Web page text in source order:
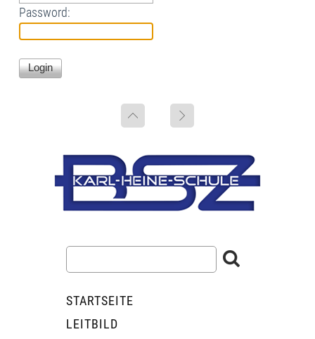
Password:
STARTSEITE
LEITBILD